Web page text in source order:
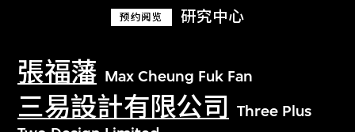
预约阅览 研究中心
張福藩 Max Cheung Fuk Fan
三易設計有限公司
Three Plus
探索世界顶级的二十及二十一世纪视觉
文化藏品。